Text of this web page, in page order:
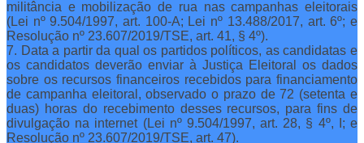
militância e mobilização de rua nas campanhas eleitorais
(Lei nº 9.504/1997, art. 100-A; Lei nº 13.488/2017, art. 6º; e
Resolução nº 23.607/2019/TSE, art. 41, § 4º).
7. Data a partir da qual os partidos políticos, as candidatas e
os candidatos deverão enviar à Justiça Eleitoral os dados
sobre os recursos financeiros recebidos para financiamento
de campanha eleitoral, observado o prazo de 72 (setenta e
duas) horas do recebimento desses recursos, para fins de
divulgação na internet (Lei nº 9.504/1997, art. 28, § 4º, I; e
Resolução nº 23.607/2019/TSE, art. 47).